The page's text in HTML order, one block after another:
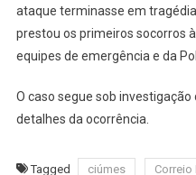
ataque terminasse em
prestou os primeiros socorros
equipes de emergência e da
O caso segue sob investigação
detalhes da ocorrência.
Tagged ciúmes Correio